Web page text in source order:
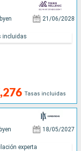
21/06/2028
Tasas incluidas
incluidas
18/05/2027
experta